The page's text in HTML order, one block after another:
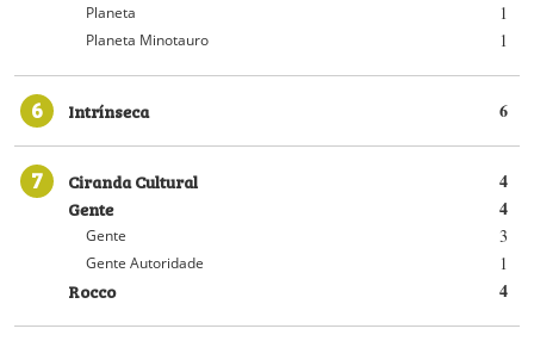
1
Planeta
1
Planeta Minotauro
6 6
Intrínseca
7 4
Ciranda Cultural
4
Gente
3
Gente
1
Gente Autoridade
4
Rocco